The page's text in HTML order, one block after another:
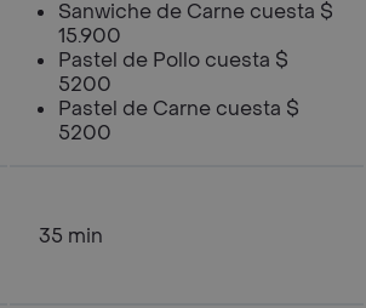
Sanwiche de Carne cuesta $
15.900
Pastel de Pollo cuesta $
5200
Pastel de Carne cuesta $
5200
35 min